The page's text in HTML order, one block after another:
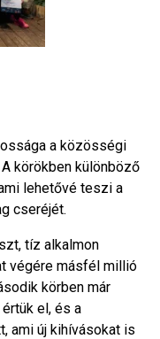
a közösségi
körökben különböző
lehetővé teszi a
cseréjét.
tíz alkalmon
végére másfél millió
körben már
el, és a
ami új kihívásokat is